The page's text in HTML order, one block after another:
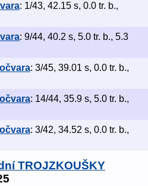
: 1/43, 42.15 s, 0.0 tr. b.,
: 9/44, 40.2 s, 5.0 tr. b., 5.3
: 3/45, 39.01 s, 0.0 tr. b.,
: 14/44, 35.9 s, 5.0 tr. b.,
: 3/42, 34.52 s, 0.0 tr. b.,
TROJZKOUŠKY